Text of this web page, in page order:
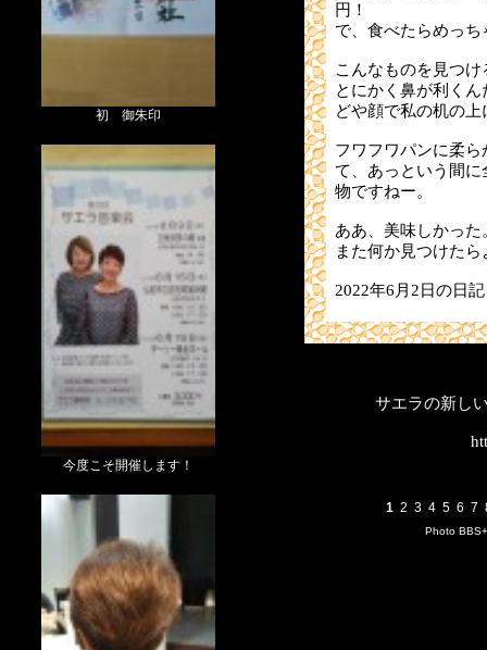
初 御朱印
今度こそ開催します！
円！
で、食べたらめっち
こんなものを見つ
とにかく鼻が利くん
どや顔で私の机の
フワフワパンに柔
て、あっという間
物ですねー。
ああ、美味しかっ
また何か見つけた
2022年6月2日の日記
サエラの新し
1 2 3 4 5 6 7
Photo BBS+